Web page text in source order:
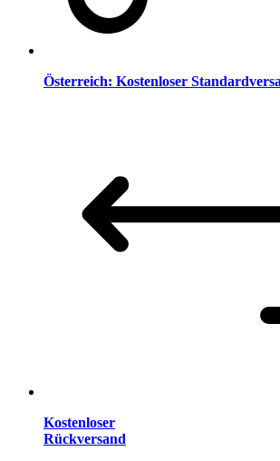
Österreich: Kostenloser
Kostenloser
Rückversand